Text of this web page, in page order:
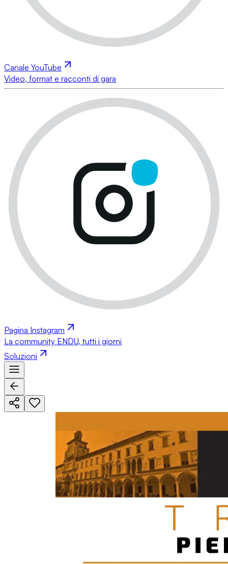
Canale YouTube
Video, format e racconti di gara
Pagina Instagram
La community ENDU, tutti i giorni
Soluzioni